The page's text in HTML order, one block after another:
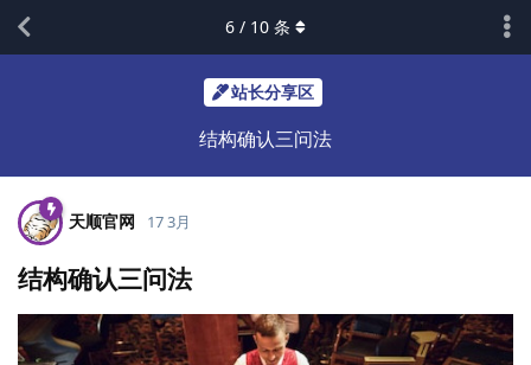
站长分享区
结构确认三问法
6 / 10 条
天顺官网 17 3月
结构确认三问法